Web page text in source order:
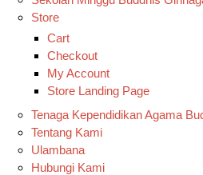
Store
Cart
Checkout
My Account
Store Landing Page
Tenaga Kependidikan Agama
Tentang Kami
Ulambana
Hubungi Kami